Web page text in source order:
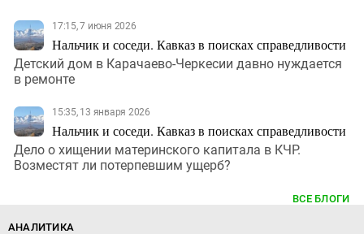
17:15, 7 июня 2026
Нальчик и соседи. Кавказ в поисках справедливости
Детский дом в Карачаево-Черкесии давно нуждается
в ремонте
15:35, 13 января 2026
Нальчик и соседи. Кавказ в поисках справедливости
Дело о хищении материнского капитала в КЧР.
Возместят ли потерпевшим ущерб?
ВСЕ БЛОГИ
АНАЛИТИКА